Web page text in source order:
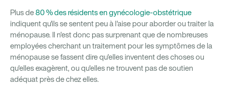
Plus de80 % des résidents en gynécologie-obstétrique
indiquent qu'ils se sentent peu à l'aise pour aborder ou traiter la
ménopause. Il n'est donc pas surprenant que de nombreuses
employées cherchant un traitement pour les symptômes de la
ménopause se fassent dire qu'elles inventent des choses ou
qu'elles exagèrent, ou qu'elles ne trouvent pas de soutien
adéquat près de chez elles.